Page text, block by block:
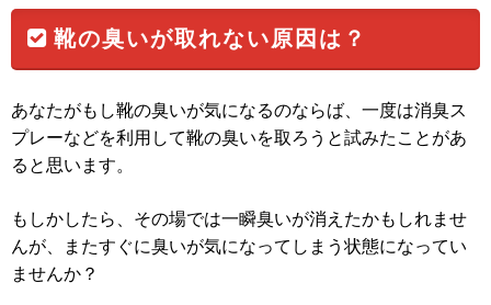
靴の臭いが取れない原因は？
あなたがもし靴の臭いが気になるのならば、一度は消臭ス
プレーなどを利用して靴の臭いを取ろうと試みたことがあ
ると思います。
もしかしたら、その場では一瞬臭いが消えたかもしれませ
んが、またすぐに臭いが気になってしまう状態になってい
ませんか？